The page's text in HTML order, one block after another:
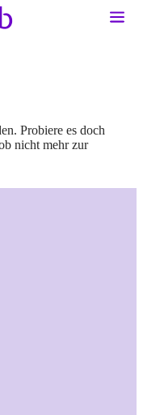
Probiere es doch
nicht mehr zur